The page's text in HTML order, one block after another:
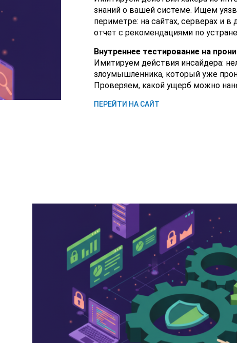
знаний о вашей системе. Ищем
периметре: на сайтах, серверах и
отчет с рекомендациями по
Внутреннее тестирование на
Имитируем действия инсайдера:
злоумышленника, который уже
Проверяем, какой ущерб можно
ПЕРЕЙТИ НА САЙТ